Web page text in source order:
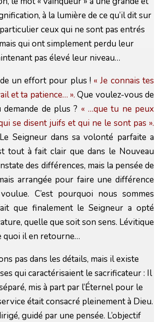
à la lumière de ce qu’il dit sur
ceux qui ne sont pas entrés
mais qui ont simplement perdu leur
pas élevé leur niveau…
un effort pour plus ! « Je connais tes
et ta patience… ».Que voulez-vous de
de plus ? « …que tu ne peux
se disent juifs et qui ne le sont pas ».
Seigneur dans sa volonté parfaite a
tout à fait clair que dans le Nouveau
des différences, mais la pensée de
arrangée pour faire une différence
voulue. C’est pourquoi nous sommes
que finalement le Seigneur a opté
quelle que soit son sens. Lévitique
quoi il en retourne…
pas dans les détails, mais il existe
qui caractérisaient le sacrificateur : Il
mis à part par l’Éternel pour le
était consacré pleinement à Dieu.
guidé par une pensée. L’objectif